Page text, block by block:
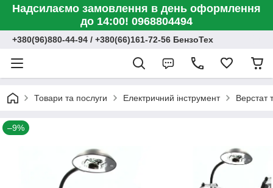
Надсилаємо замовлення в день оформлення
до 14:00! 0968804494
+380(96)880-44-94 / +380(66)161-72-56 БензоТех
Товари та послуги Електричний інструмент Верстат
–9%